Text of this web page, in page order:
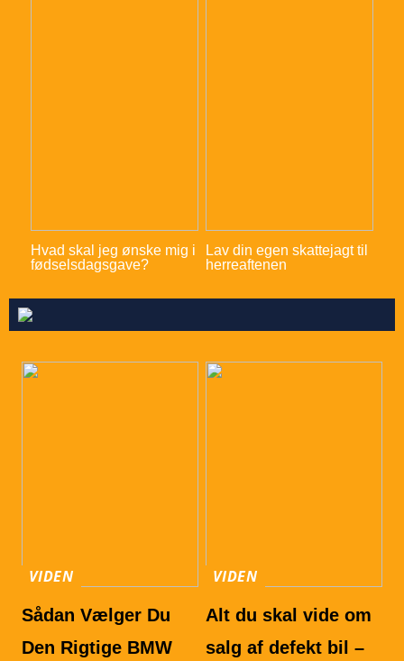
Hvad skal jeg ønske mig i
fødselsdagsgave?
Lav din egen skattejagt til
herreaftenen
VIDEN
Sådan Vælger Du
Den Rigtige BMW
VIDEN
Alt du skal vide om
salg af defekt bil –